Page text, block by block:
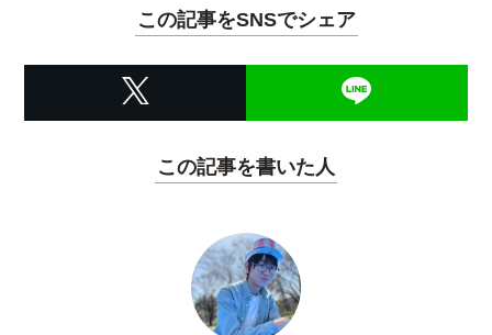
この記事をSNSでシェア
この記事を書いた人